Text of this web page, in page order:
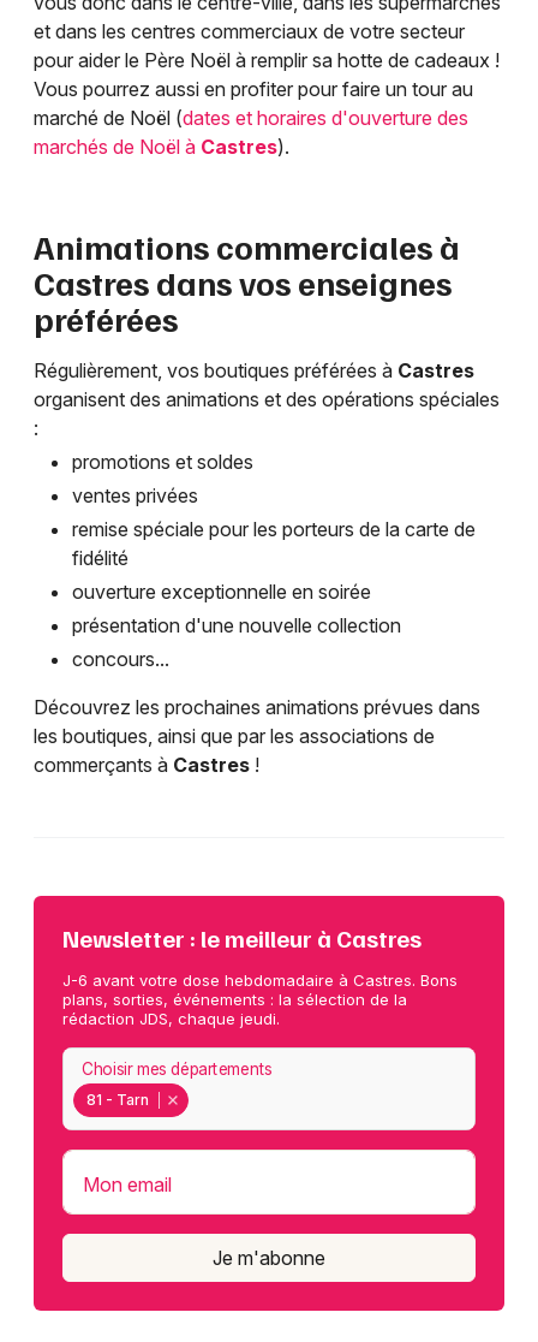
et dans les centres commerciaux de votre secteur
pour aider le Père Noël à remplir sa hotte de cadeaux !
Vous pourrez aussi en profiter pour faire un tour au
marché de Noël (dates et horaires d'ouverture des
marchés de Noël à Castres).
Animations commerciales à
Castres dans vos enseignes
préférées
Régulièrement, vos boutiques préférées à Castres
organisent des animations et des opérations spéciales
:
promotions et soldes
ventes privées
remise spéciale pour les porteurs de la carte de
fidélité
ouverture exceptionnelle en soirée
présentation d'une nouvelle collection
concours...
Découvrez les prochaines animations prévues dans
les boutiques, ainsi que par les associations de
commerçants à Castres !
Newsletter : le meilleur à Castres
J-6 avant votre dose hebdomadaire à Castres. Bons
plans, sorties, événements : la sélection de la
rédaction JDS, chaque jeudi.
81 - Tarn
Choisir mes départements
Mon email
Je m'abonne